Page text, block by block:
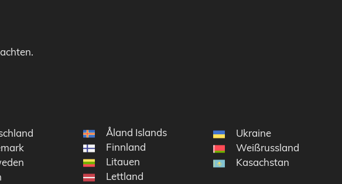
Åland Islands
Finnland
Litauen
Lettland
Ukraine
Weißrussland
Kasachstan